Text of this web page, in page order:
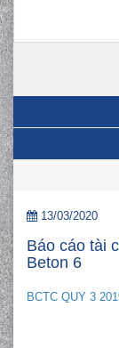
13/03/2020
Báo cáo tài
Beton 6
BCTC QUY 3